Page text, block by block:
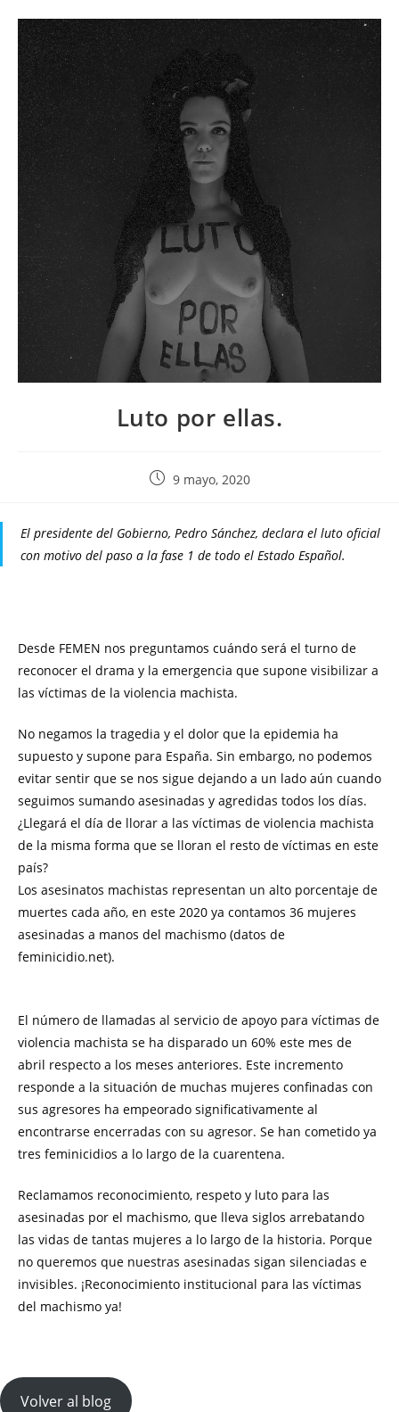
Luto por ellas.
9 mayo, 2020
El presidente del Gobierno, Pedro Sánchez, declara el luto oficial
con motivo del paso a la fase 1 de todo el Estado Español.
Desde FEMEN nos preguntamos cuándo será el turno de
reconocer el drama y la emergencia que supone visibilizar a
las víctimas de la violencia machista.
No negamos la tragedia y el dolor que la epidemia ha
supuesto y supone para España. Sin embargo, no podemos
evitar sentir que se nos sigue dejando a un lado aún cuando
seguimos sumando asesinadas y agredidas todos los días.
¿Llegará el día de llorar a las víctimas de violencia machista
de la misma forma que se lloran el resto de víctimas en este
país?
Los asesinatos machistas representan un alto porcentaje de
muertes cada año, en este 2020 ya contamos 36 mujeres
asesinadas a manos del machismo (datos de
feminicidio.net).
El número de llamadas al servicio de apoyo para víctimas de
violencia machista se ha disparado un 60% este mes de
abril respecto a los meses anteriores. Este incremento
responde a la situación de muchas mujeres confinadas con
sus agresores ha empeorado significativamente al
encontrarse encerradas con su agresor. Se han cometido ya
tres feminicidios a lo largo de la cuarentena.
Reclamamos reconocimiento, respeto y luto para las
asesinadas por el machismo, que lleva siglos arrebatando
las vidas de tantas mujeres a lo largo de la historia. Porque
no queremos que nuestras asesinadas sigan silenciadas e
invisibles. ¡Reconocimiento institucional para las víctimas
del machismo ya!
Volver al blog